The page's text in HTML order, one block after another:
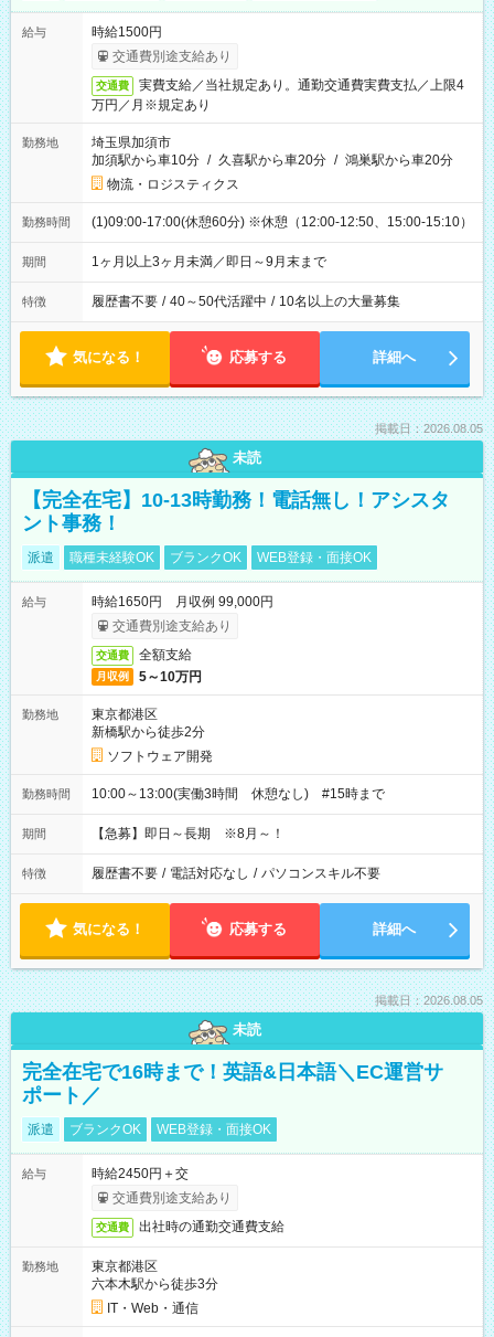
給与
時給1500円
交通費別途支給あり
交通費
実費支給／当社規定あり。通勤交通費実費支払／上限4
万円／月※規定あり
勤務地
埼玉県加須市
加須駅から車10分 / 久喜駅から車20分 / 鴻巣駅から車20分
物流・ロジスティクス
勤務時間 (1)09:00-17:00(休憩60分) ※休憩（12:00-12:50、15:00-15:10）
期間 1ヶ月以上3ヶ月未満／即日～9月末まで
特徴 履歴書不要 / 40～50代活躍中 / 10名以上の大量募集
気になる！ 応募する 詳細へ
掲載日：2026.08.05
未読
【完全在宅】10-13時勤務！電話無し！アシスタ
ント事務！
派遣 職種未経験OK ブランクOK WEB登録・面接OK
給与
時給1650円 月収例 99,000円
交通費別途支給あり
交通費 全額支給
月収例 5～10万円
勤務地
東京都港区
新橋駅から徒歩2分
ソフトウェア開発
勤務時間 10:00～13:00(実働3時間 休憩なし) #15時まで
期間 【急募】即日～長期 ※8月～！
特徴 履歴書不要 / 電話対応なし / パソコンスキル不要
気になる！ 応募する 詳細へ
掲載日：2026.08.05
未読
完全在宅で16時まで！英語&日本語＼EC運営サ
ポート／
派遣 ブランクOK WEB登録・面接OK
給与
時給2450円＋交
交通費別途支給あり
交通費 出社時の通勤交通費支給
勤務地
東京都港区
六本木駅から徒歩3分
IT・Web・通信